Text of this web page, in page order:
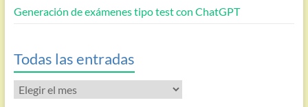
Generación de exámenes tipo test con ChatGPT
Todas las entradas
Todas
las